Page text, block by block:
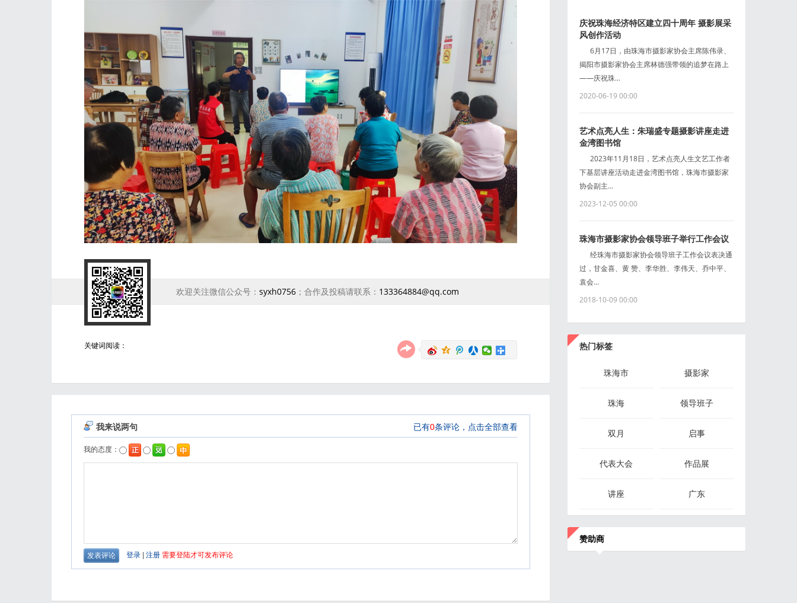
欢迎关注微信公众号：syxh0756 ；合作及投稿请联系： 133364884@qq.com
关键词阅读：
庆祝珠海经济特区建立四十周年 摄影展采
风创作活动
6月17日，由珠海市摄影家协会主席陈伟录、
揭阳市摄影家协会主席林德强带领的追梦在路上
——庆祝珠...
2020-06-19 00:00
艺术点亮人生：朱瑞盛专题摄影讲座走进
金湾图书馆
2023年11月18日，艺术点亮人生文艺工作者
下基层讲座活动走进金湾图书馆，珠海市摄影家
协会副主...
2023-12-05 00:00
珠海市摄影家协会领导班子举行工作会议
经珠海市摄影家协会领导班子工作会议表决通
过，甘金喜、黄 赞、李华胜、李伟天、乔中平、
袁会...
2018-10-09 00:00
热门标签
珠海市 摄影家
珠海 领导班子
双月 启事
代表大会 作品展
讲座 广东
赞助商